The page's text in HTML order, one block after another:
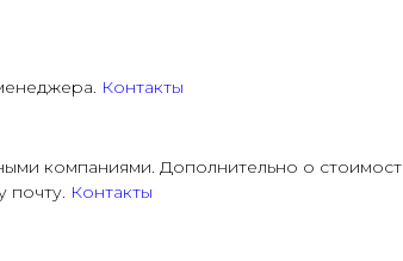
Контакты
компаниями. Дополнительно о
почту. Контакты